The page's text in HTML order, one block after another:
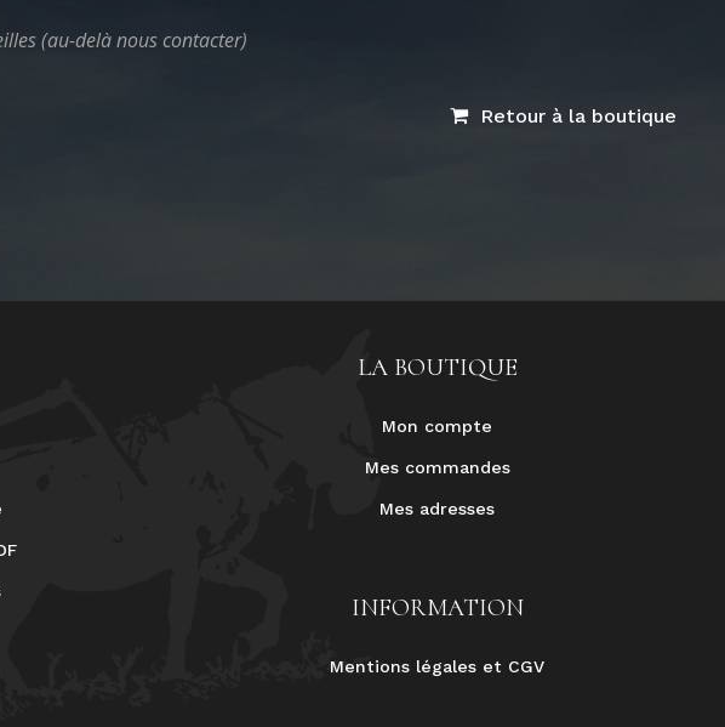
(au-delà nous contacter)
Retour à la boutique
LA BOUTIQUE
Mon compte
Mes commandes
Mes adresses
INFORMATION
Mentions légales et CGV